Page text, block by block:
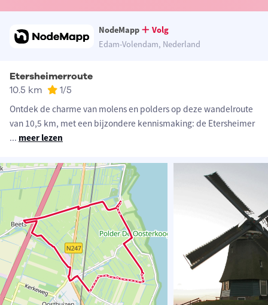
NodeMapp
Volg
Edam-Volendam, Nederland
Etersheimerroute
10.5 km 1/5
Ontdek de charme van molens en polders op deze wandelroute
van 10,5 km, met een bijzondere kennismaking: de Etersheimer
... meer lezen